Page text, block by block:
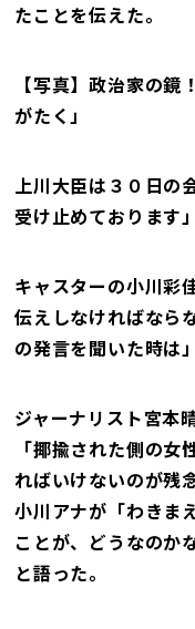
たことを伝えた。
【写真】政治家の
がたく」
上川大臣は３０日の
受け止めております
キャスターの小川彩
伝えしなければなら
の発言を聞いた時は
ジャーナリスト宮本
「揶揄された側の
ればいけないのが残
小川アナが「わきま
ことが、どうなのか
と語った。